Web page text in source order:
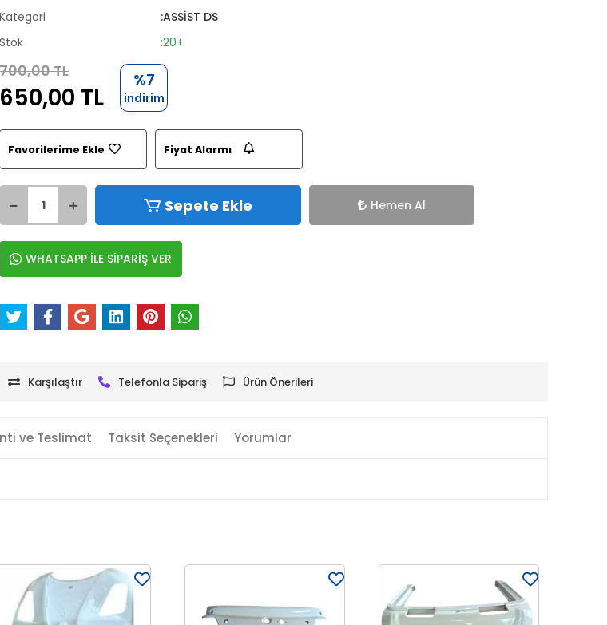
Kategori
:ASSİST DS
Stok
:20+
700,00 TL
650,00 TL
%7
indirim
Favorilerime Ekle Fiyat Alarmı
Sepete Ekle Hemen Al
WHATSAPP İLE SİPARİŞ VER
Karşılaştır Telefonla Sipariş Ürün Önerileri
ve Teslimat Taksit Seçenekleri Yorumlar